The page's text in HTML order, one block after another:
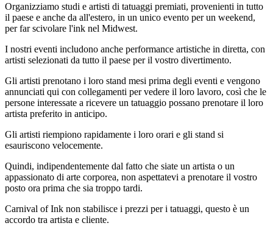
Organizziamo studi e artisti di tatuaggi premiati, provenienti in tutto
il paese e anche da all'estero, in un unico evento per un weekend,
per far scivolare l'ink nel Midwest.
I nostri eventi includono anche performance artistiche in diretta, con
artisti selezionati da tutto il paese per il vostro divertimento.
Gli artisti prenotano i loro stand mesi prima degli eventi e vengono
annunciati qui con collegamenti per vedere il loro lavoro, così che le
persone interessate a ricevere un tatuaggio possano prenotare il loro
artista preferito in anticipo.
Gli artisti riempiono rapidamente i loro orari e gli stand si
esauriscono velocemente.
Quindi, indipendentemente dal fatto che siate un artista o un
appassionato di arte corporea, non aspettatevi a prenotare il vostro
posto ora prima che sia troppo tardi.
Carnival of Ink non stabilisce i prezzi per i tatuaggi, questo è un
accordo tra artista e cliente.